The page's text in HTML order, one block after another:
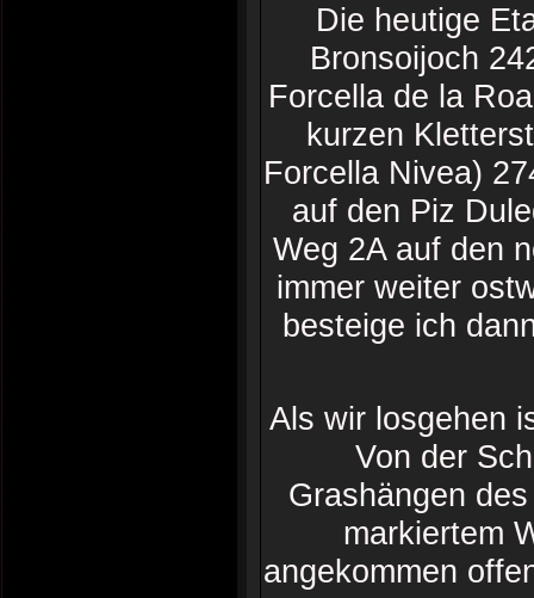
Die heutige
Bronsoijoch
Forcella de la
kurzen
Forcella Nivea)
auf den Piz
Weg 2A auf den
immer weiter
besteige ich
Als wir losgehen
Von der
Grashängen
markiertem
angekommen